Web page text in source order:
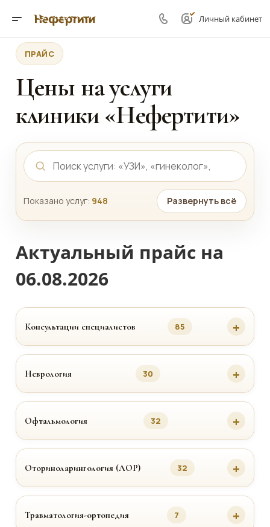
Личный кабинет
ПРАЙС
Цены на услуги
клиники «Нефертити»
Показано услуг: 948 Развернуть всё
Актуальный прайс на
06.08.2026
Консультации специалистов 85
Неврология 30
Офтальмология 32
Оториноларингология (ЛОР) 32
Травматология-ортопедия 7